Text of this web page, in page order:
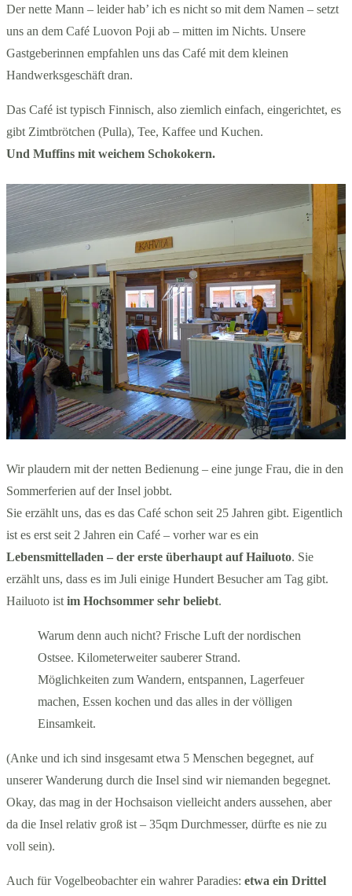
Der nette Mann – leider hab’ ich es nicht so mit dem Namen – setzt
uns an dem Café Luovon Poji ab – mitten im Nichts. Unsere
Gastgeberinnen empfahlen uns das Café mit dem kleinen
Handwerksgeschäft dran.
Das Café ist typisch Finnisch, also ziemlich einfach, eingerichtet, es
gibt Zimtbrötchen (Pulla), Tee, Kaffee und Kuchen.
Und Muffins mit weichem Schokokern.
Wir plaudern mit der netten Bedienung – eine junge Frau, die in den
Sommerferien auf der Insel jobbt.
Sie erzählt uns, das es das Café schon seit 25 Jahren gibt. Eigentlich
ist es erst seit 2 Jahren ein Café – vorher war es ein
Lebensmittelladen – der erste überhaupt auf Hailuoto. Sie
erzählt uns, dass es im Juli einige Hundert Besucher am Tag gibt.
Hailuoto ist im Hochsommer sehr beliebt.
Warum denn auch nicht? Frische Luft der nordischen
Ostsee. Kilometerweiter sauberer Strand.
Möglichkeiten zum Wandern, entspannen, Lagerfeuer
machen, Essen kochen und das alles in der völligen
Einsamkeit.
(Anke und ich sind insgesamt etwa 5 Menschen begegnet, auf
unserer Wanderung durch die Insel sind wir niemanden begegnet.
Okay, das mag in der Hochsaison vielleicht anders aussehen, aber
da die Insel relativ groß ist – 35qm Durchmesser, dürfte es nie zu
voll sein).
Auch für Vogelbeobachter ein wahrer Paradies: etwa ein Drittel